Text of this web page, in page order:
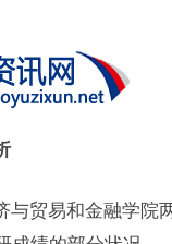
贸易和金融学院